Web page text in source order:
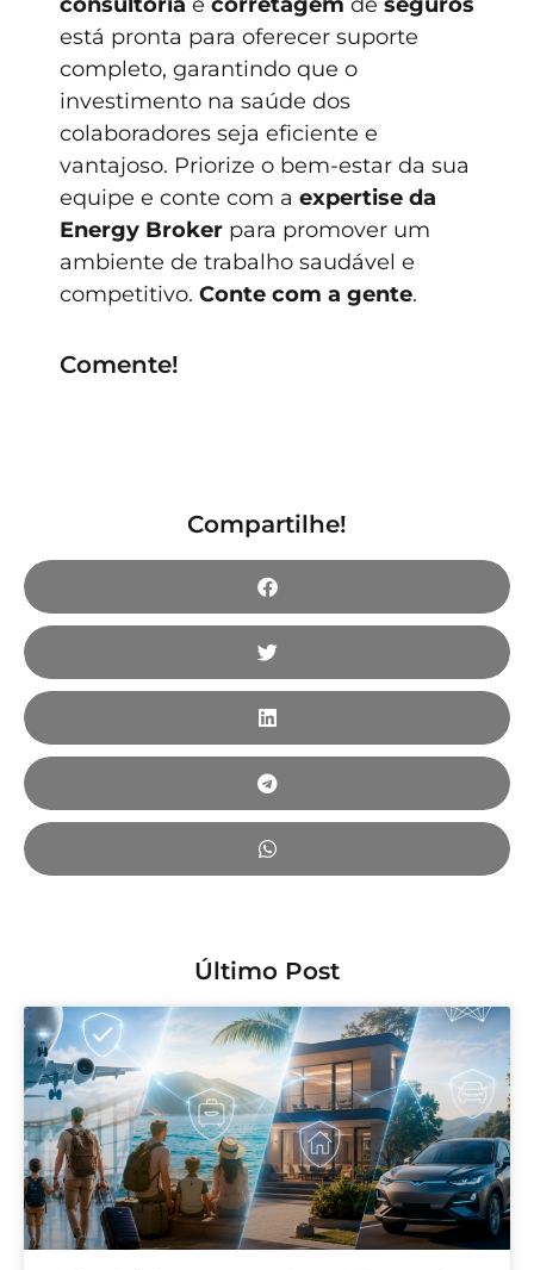
está pronta para oferecer suporte
completo, garantindo que o
investimento na saúde dos
colaboradores seja eficiente e
vantajoso. Priorize o bem-estar da sua
equipe e conte com a expertise da
Energy Broker para promover um
ambiente de trabalho saudável e
competitivo. Conte com a gente.
Comente!
Compartilhe!
Último Post